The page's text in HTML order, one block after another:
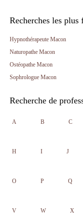
Recherches les plus
Hypnothérapeute Macon
Naturopathe Macon
Ostéopathe Macon
Sophrologue Macon
Recherche de
A B C
H I J
O P Q
V W X